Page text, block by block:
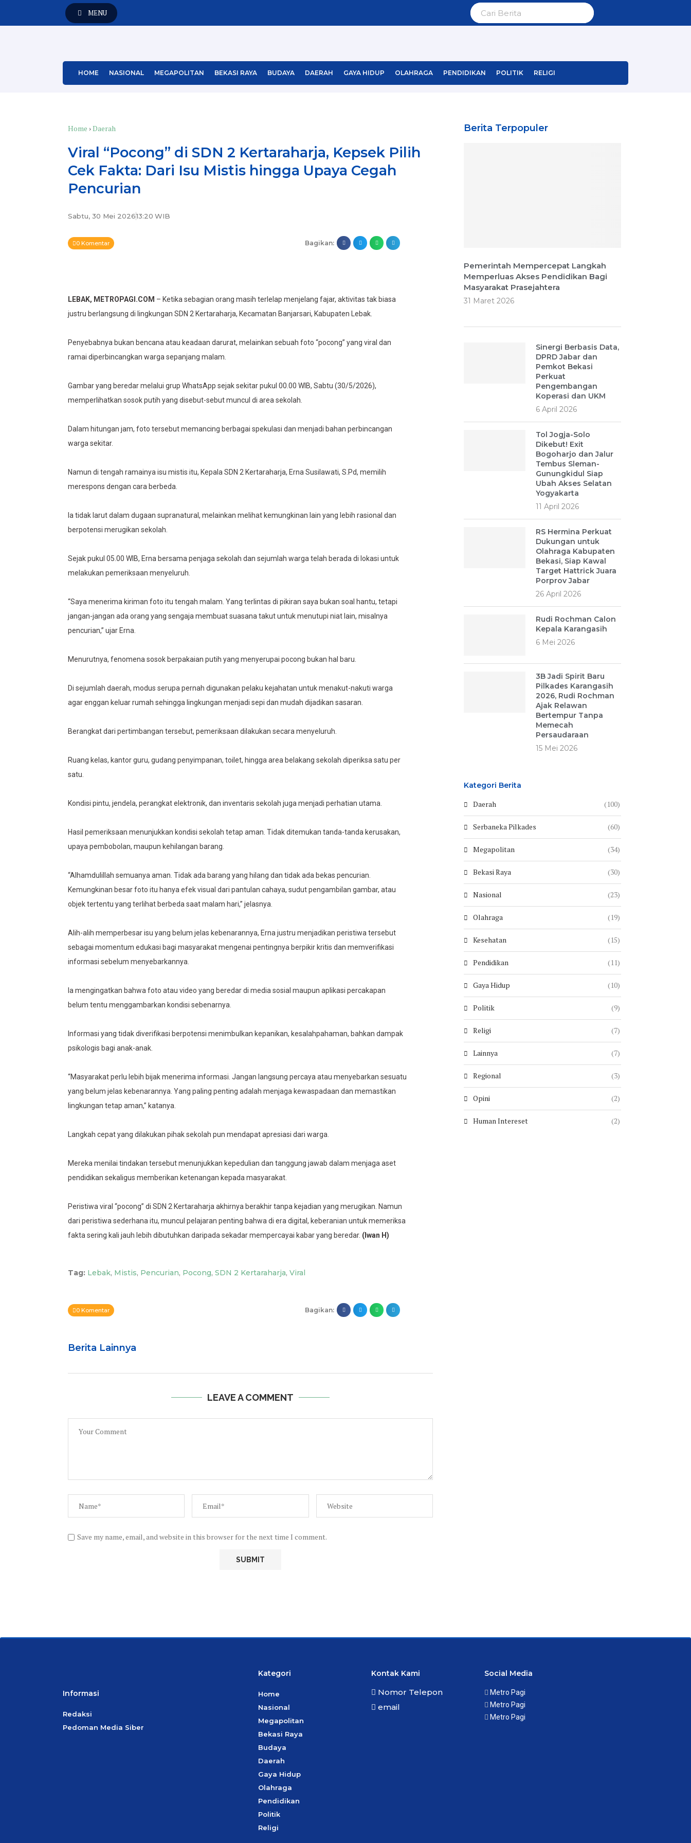
MENU
HOME NASIONAL MEGAPOLITAN BEKASI RAYA BUDAYA DAERAH GAYA HIDUP OLAHRAGA PENDIDIKAN POLITIK RELIGI
Home ›Daerah
Viral “Pocong” di SDN 2 Kertaraharja, Kepsek Pilih
Cek Fakta: Dari Isu Mistis hingga Upaya Cegah
Pencurian
Sabtu, 30 Mei 202613:20 WIB
0 Komentar Bagikan:
LEBAK, METROPAGI.COM – Ketika sebagian orang masih terlelap menjelang fajar, aktivitas tak biasa
justru berlangsung di lingkungan SDN 2 Kertaraharja, Kecamatan Banjarsari, Kabupaten Lebak.
Penyebabnya bukan bencana atau keadaan darurat, melainkan sebuah foto “pocong” yang viral dan
ramai diperbincangkan warga sepanjang malam.
Gambar yang beredar melalui grup WhatsApp sejak sekitar pukul 00.00 WIB, Sabtu (30/5/2026),
memperlihatkan sosok putih yang disebut-sebut muncul di area sekolah.
Dalam hitungan jam, foto tersebut memancing berbagai spekulasi dan menjadi bahan perbincangan
warga sekitar.
Namun di tengah ramainya isu mistis itu, Kepala SDN 2 Kertaraharja, Erna Susilawati, S.Pd, memilih
merespons dengan cara berbeda.
Ia tidak larut dalam dugaan supranatural, melainkan melihat kemungkinan lain yang lebih rasional dan
berpotensi merugikan sekolah.
Sejak pukul 05.00 WIB, Erna bersama penjaga sekolah dan sejumlah warga telah berada di lokasi untuk
melakukan pemeriksaan menyeluruh.
“Saya menerima kiriman foto itu tengah malam. Yang terlintas di pikiran saya bukan soal hantu, tetapi
jangan-jangan ada orang yang sengaja membuat suasana takut untuk menutupi niat lain, misalnya
pencurian,” ujar Erna.
Menurutnya, fenomena sosok berpakaian putih yang menyerupai pocong bukan hal baru.
Di sejumlah daerah, modus serupa pernah digunakan pelaku kejahatan untuk menakut-nakuti warga
agar enggan keluar rumah sehingga lingkungan menjadi sepi dan mudah dijadikan sasaran.
Berangkat dari pertimbangan tersebut, pemeriksaan dilakukan secara menyeluruh.
Ruang kelas, kantor guru, gudang penyimpanan, toilet, hingga area belakang sekolah diperiksa satu per
satu.
Kondisi pintu, jendela, perangkat elektronik, dan inventaris sekolah juga menjadi perhatian utama.
Hasil pemeriksaan menunjukkan kondisi sekolah tetap aman. Tidak ditemukan tanda-tanda kerusakan,
upaya pembobolan, maupun kehilangan barang.
“Alhamdulillah semuanya aman. Tidak ada barang yang hilang dan tidak ada bekas pencurian.
Kemungkinan besar foto itu hanya efek visual dari pantulan cahaya, sudut pengambilan gambar, atau
objek tertentu yang terlihat berbeda saat malam hari,” jelasnya.
Alih-alih memperbesar isu yang belum jelas kebenarannya, Erna justru menjadikan peristiwa tersebut
sebagai momentum edukasi bagi masyarakat mengenai pentingnya berpikir kritis dan memverifikasi
informasi sebelum menyebarkannya.
Ia mengingatkan bahwa foto atau video yang beredar di media sosial maupun aplikasi percakapan
belum tentu menggambarkan kondisi sebenarnya.
Informasi yang tidak diverifikasi berpotensi menimbulkan kepanikan, kesalahpahaman, bahkan dampak
psikologis bagi anak-anak.
“Masyarakat perlu lebih bijak menerima informasi. Jangan langsung percaya atau menyebarkan sesuatu
yang belum jelas kebenarannya. Yang paling penting adalah menjaga kewaspadaan dan memastikan
lingkungan tetap aman,” katanya.
Langkah cepat yang dilakukan pihak sekolah pun mendapat apresiasi dari warga.
Mereka menilai tindakan tersebut menunjukkan kepedulian dan tanggung jawab dalam menjaga aset
pendidikan sekaligus memberikan ketenangan kepada masyarakat.
Peristiwa viral “pocong” di SDN 2 Kertaraharja akhirnya berakhir tanpa kejadian yang merugikan. Namun
dari peristiwa sederhana itu, muncul pelajaran penting bahwa di era digital, keberanian untuk memeriksa
fakta sering kali jauh lebih dibutuhkan daripada sekadar mempercayai kabar yang beredar. (Iwan H)
Tag: Lebak, Mistis, Pencurian, Pocong, SDN 2 Kertaraharja, Viral
0 Komentar Bagikan:
Berita Lainnya
LEAVE A COMMENT
Save my name, email, and website in this browser for the next time I comment.
Berita Terpopuler
Pemerintah Mempercepat Langkah
Memperluas Akses Pendidikan Bagi
Masyarakat Prasejahtera
31 Maret 2026
Sinergi Berbasis Data,
DPRD Jabar dan
Pemkot Bekasi
Perkuat
Pengembangan
Koperasi dan UKM
6 April 2026
Tol Jogja-Solo
Dikebut! Exit
Bogoharjo dan Jalur
Tembus Sleman-
Gunungkidul Siap
Ubah Akses Selatan
Yogyakarta
11 April 2026
RS Hermina Perkuat
Dukungan untuk
Olahraga Kabupaten
Bekasi, Siap Kawal
Target Hattrick Juara
Porprov Jabar
26 April 2026
Rudi Rochman Calon
Kepala Karangasih
6 Mei 2026
3B Jadi Spirit Baru
Pilkades Karangasih
2026, Rudi Rochman
Ajak Relawan
Bertempur Tanpa
Memecah
Persaudaraan
15 Mei 2026
Kategori Berita
Daerah (100)
Serbaneka Pilkades (60)
Megapolitan (34)
Bekasi Raya (30)
Nasional (23)
Olahraga (19)
Kesehatan (15)
Pendidikan (11)
Gaya Hidup (10)
Politik (9)
Religi (7)
Lainnya (7)
Regional (3)
Opini (2)
Human Intereset (2)
Informasi
Redaksi
Pedoman Media Siber
Kategori
Home
Nasional
Megapolitan
Bekasi Raya
Budaya
Daerah
Gaya Hidup
Olahraga
Pendidikan
Politik
Religi
Kontak Kami
Nomor Telepon
email
Social Media
Metro Pagi
Metro Pagi
Metro Pagi